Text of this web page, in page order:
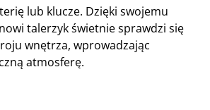
lub klucze. Dzięki swojemu
talerzyk świetnie sprawdzi się
wnętrza, wprowadzając
atmosferę.